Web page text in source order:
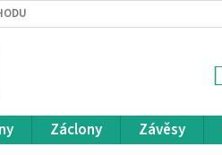
Záclony Závěsy